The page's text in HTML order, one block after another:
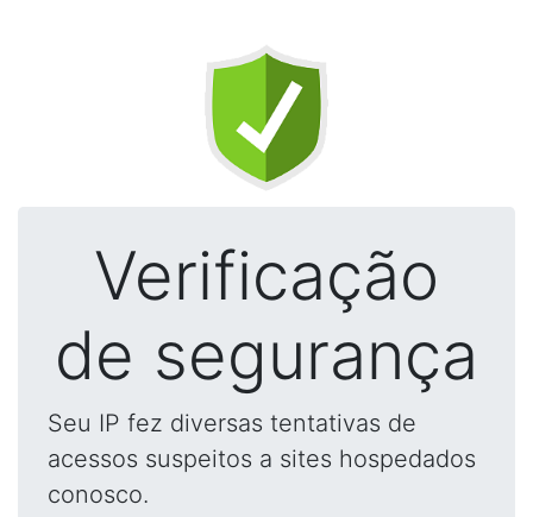
Verificação
de segurança
Seu IP fez diversas tentativas de
acessos suspeitos a sites hospedados
conosco.